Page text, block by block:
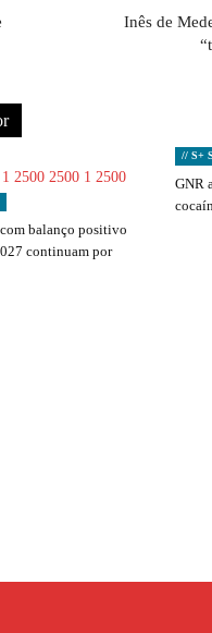
Inês de
balanço positivo
continuam por
// S+
GNR